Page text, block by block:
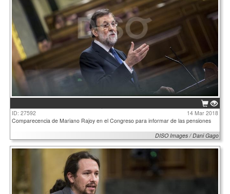
ID: 27592
14 Mar 2018
Comparecencia de Mariano Rajoy en el Congreso para informar de las pensiones
DISO Images / Dani Gago